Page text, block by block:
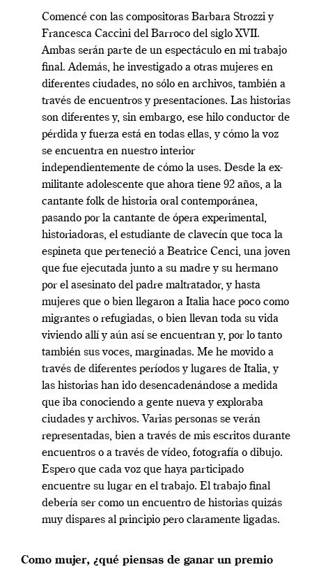
Comencé con las compositoras Barbara Strozzi y
Francesca Caccini del Barroco del siglo XVII.
Ambas serán parte de un espectáculo en mi trabajo
final. Además, he investigado a otras mujeres en
diferentes ciudades, no sólo en archivos, también a
través de encuentros y presentaciones. Las historias
son diferentes y, sin embargo, ese hilo conductor de
pérdida y fuerza está en todas ellas, y cómo la voz
se encuentra en nuestro interior
independientemente de cómo la uses. Desde la ex-
militante adolescente que ahora tiene 92 años, a la
cantante folk de historia oral contemporánea,
pasando por la cantante de ópera experimental,
historiadoras, el estudiante de clavecín que toca la
espineta que perteneció a Beatrice Cenci, una joven
que fue ejecutada junto a su madre y su hermano
por el asesinato del padre maltratador, y hasta
mujeres que o bien llegaron a Italia hace poco como
migrantes o refugiadas, o bien llevan toda su vida
viviendo allí y aún así se encuentran y, por lo tanto
también sus voces, marginadas. Me he movido a
través de diferentes períodos y lugares de Italia, y
las historias han ido desencadenándose a medida
que iba conociendo a gente nueva y exploraba
ciudades y archivos. Varias personas se verán
representadas, bien a través de mis escritos durante
encuentros o a través de vídeo, fotografía o dibujo.
Espero que cada voz que haya participado
encuentre su lugar en el trabajo. El trabajo final
debería ser como un encuentro de historias quizás
muy dispares al principio pero claramente ligadas.
Como mujer, ¿qué piensas de ganar un premio